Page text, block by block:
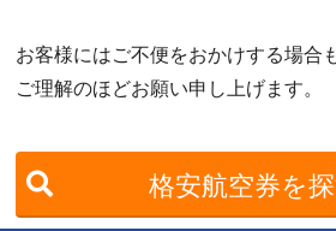
お客様にはご不便をおかけする場合
ご理解のほどお願い申し上げます。
格安航空券を探